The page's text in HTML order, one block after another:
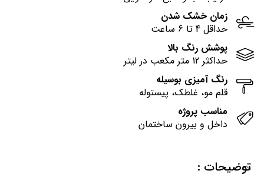
زمان خشک شدن
حداقل 4 تا 6 ساعت
پوشش رنگ بالا
حداکثر 12 متر مکعب در لیتر
رنگ آمیزی بوسیله
قلم مو، غلطک، پیستوله
مناسب پروژه
داخل و بیرون ساختمان
توضیحات :